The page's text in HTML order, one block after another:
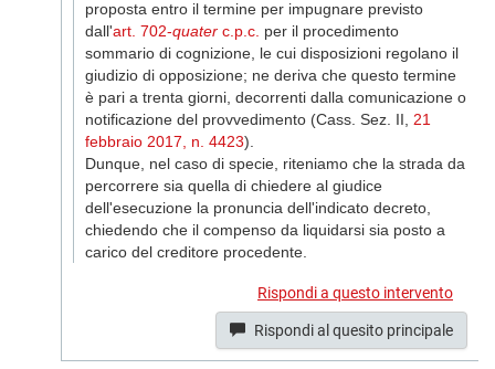
proposta entro il termine per impugnare previsto
dall'art. 702-quater c.p.c. per il procedimento
sommario di cognizione, le cui disposizioni regolano il
giudizio di opposizione; ne deriva che questo termine
è pari a trenta giorni, decorrenti dalla comunicazione o
notificazione del provvedimento (Cass. Sez. II, 21
febbraio 2017, n. 4423).
Dunque, nel caso di specie, riteniamo che la strada da
percorrere sia quella di chiedere al giudice
dell'esecuzione la pronuncia dell'indicato decreto,
chiedendo che il compenso da liquidarsi sia posto a
carico del creditore procedente.
Rispondi a questo intervento
Rispondi al quesito principale